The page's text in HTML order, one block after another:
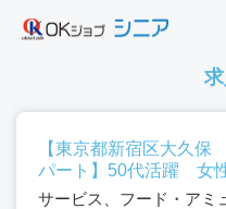
【東京都新宿区大久
パート】50代活躍 女
サービス、フード・アミ